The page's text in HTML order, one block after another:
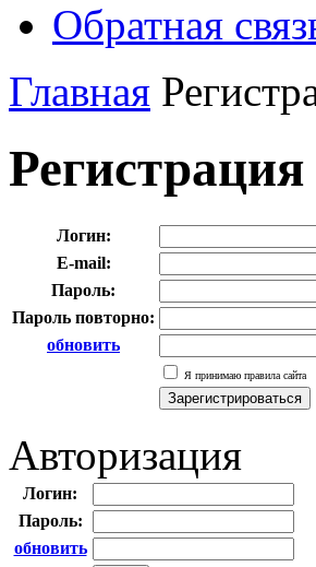
Обратная
Главная
Регистрация
Логин:
E-mail:
Пароль:
Пароль повторно:
обновить
Я принимаю правила сайта
Авторизация
Логин:
Пароль:
обновить